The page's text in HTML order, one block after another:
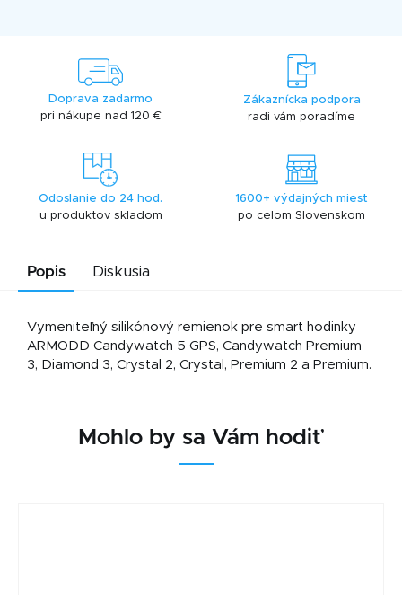
Doprava zadarmo
pri nákupe nad 120 €
Zákaznícka podpora
radi vám poradíme
Odoslanie do 24 hod.
u produktov skladom
1600+ výdajných miest
po celom Slovenskom
Popis Diskusia
Vymeniteľný silikónový remienok pre smart hodinky
ARMODD Candywatch 5 GPS, Candywatch Premium
3, Diamond 3, Crystal 2, Crystal, Premium 2 a Premium.
Mohlo by sa Vám hodiť